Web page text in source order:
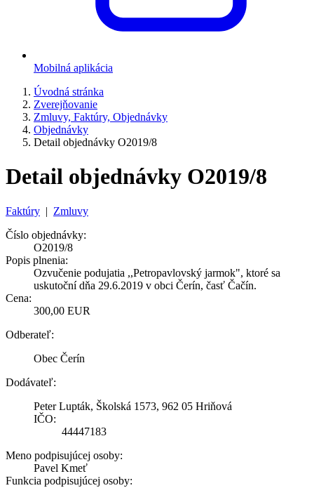
Mobilná aplikácia
Úvodná stránka
Zverejňovanie
Zmluvy, Faktúry, Objednávky
Objednávky
Detail objednávky O2019/8
Detail objednávky O2019/8
Faktúry | Zmluvy
Číslo objednávky:
O2019/8
Popis plnenia:
Ozvučenie podujatia ,,Petropavlovský jarmok", ktoré sa
uskutoční dňa 29.6.2019 v obci Čerín, časť Čačín.
Cena:
300,00 EUR
Odberateľ:
Obec Čerín
Dodávateľ:
Peter Lupták, Školská 1573, 962 05 Hriňová
IČO:
44447183
Meno podpisujúcej osoby:
Pavel Kmeť
Funkcia podpisujúcej osoby: